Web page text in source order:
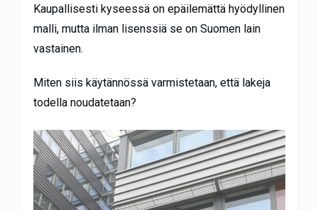
Kaupallisesti kyseessä on epäilemättä hyödyllinen
malli, mutta ilman lisenssiä se on Suomen lain
vastainen.
Miten siis käytännössä varmistetaan, että lakeja
todella noudatetaan?